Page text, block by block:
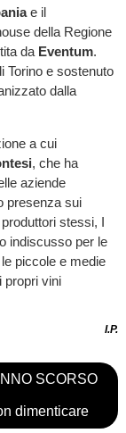
e il
della Regione
da Eventum.
Torino e sostenuto
dalla
a cui
, che ha
aziende
presenza sui
stessi, I
indiscusso per le
piccole e medie
propri vini
I.P.
SCORSO
dimenticare